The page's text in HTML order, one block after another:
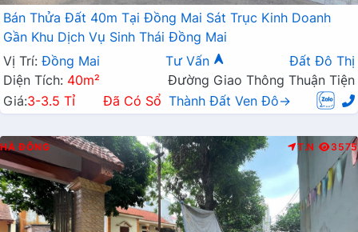
Bán Thửa Đất 40m Tại Đồng Mai Sát Trục Kinh Doanh
Gần Khu Dịch Vụ Sinh Thái Đồng Mai
Vị Trí: Đồng Mai Tư Vấn
Đất Đô Thị
Diện Tích: 40m²
Đường Giao Thông Thuận Tiện
Giá:3-3.5 Tỉ Đã Có Sổ Thành Đất Ven Đô→
HÀ ĐÔNG T.N 3575